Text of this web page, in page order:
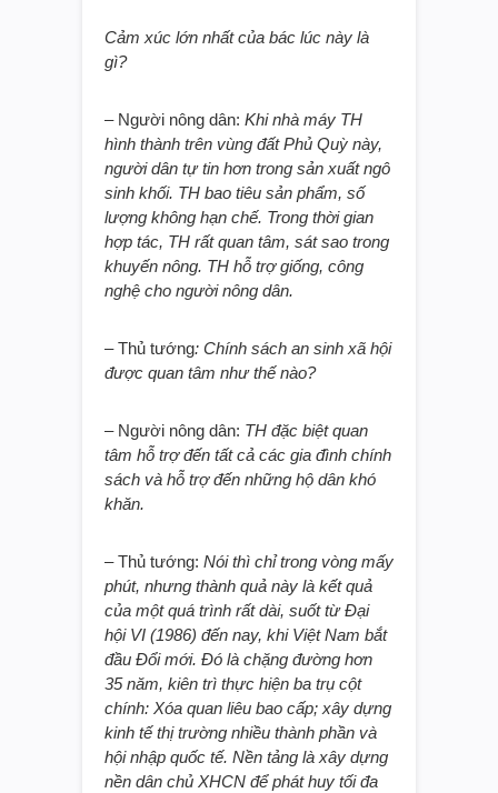
Cảm xúc lớn nhất của bác lúc này là
gì?
– Người nông dân: Khi nhà máy TH
hình thành trên vùng đất Phủ Quỳ này,
người dân tự tin hơn trong sản xuất ngô
sinh khối. TH bao tiêu sản phẩm, số
lượng không hạn chế. Trong thời gian
hợp tác, TH rất quan tâm, sát sao trong
khuyến nông. TH hỗ trợ giống, công
nghệ cho người nông dân.
– Thủ tướng: Chính sách an sinh xã hội
được quan tâm như thế nào?
– Người nông dân: TH đặc biệt quan
tâm hỗ trợ đến tất cả các gia đình chính
sách và hỗ trợ đến những hộ dân khó
khăn.
– Thủ tướng: Nói thì chỉ trong vòng mấy
phút, nhưng thành quả này là kết quả
của một quá trình rất dài, suốt từ Đại
hội VI (1986) đến nay, khi Việt Nam bắt
đầu Đổi mới. Đó là chặng đường hơn
35 năm, kiên trì thực hiện ba trụ cột
chính: Xóa quan liêu bao cấp; xây dựng
kinh tế thị trường nhiều thành phần và
hội nhập quốc tế. Nền tảng là xây dựng
nền dân chủ XHCN để phát huy tối đa